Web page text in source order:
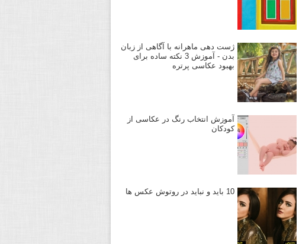
ژست دهی ماهرانه با آگاهی از زبان
بدن - آموزش 3 نکته ساده برای
بهبود عکاسی پرتره
آموزش انتخاب رنگ در عکاسی از
کودکان
10 باید و نباید در روتوش عکس ها